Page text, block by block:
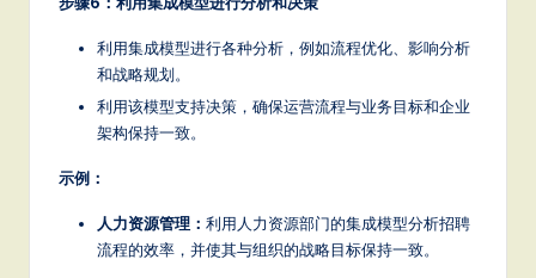
利用集成模型进行各种分析，例如流程优化、影响分析
和战略规划。
利用该模型支持决策，确保运营流程与业务目标和企业
架构保持一致。
示例：
人力资源管理： 利用人力资源部门的集成模型分析招聘
流程的效率，并使其与组织的战略目标保持一致。